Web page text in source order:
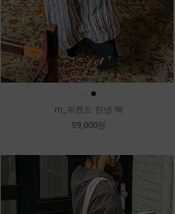
●
m_위켄드 린넨 백
59,000원